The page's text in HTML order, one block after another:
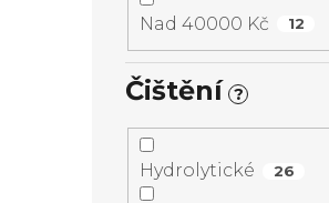
Nad 40000 Kč 12
Čištění ?
Hydrolytické 26